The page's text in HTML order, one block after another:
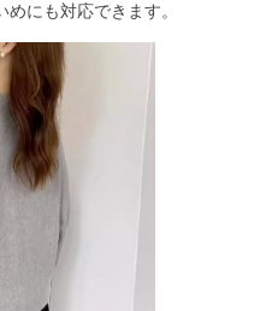
にも対応できます。